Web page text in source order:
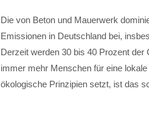
Die von Beton und Mauerwerk
Emissionen in Deutschland bei,
Derzeit werden 30 bis 40 Prozent
immer mehr Menschen für eine
ökologische Prinzipien setzt, ist das